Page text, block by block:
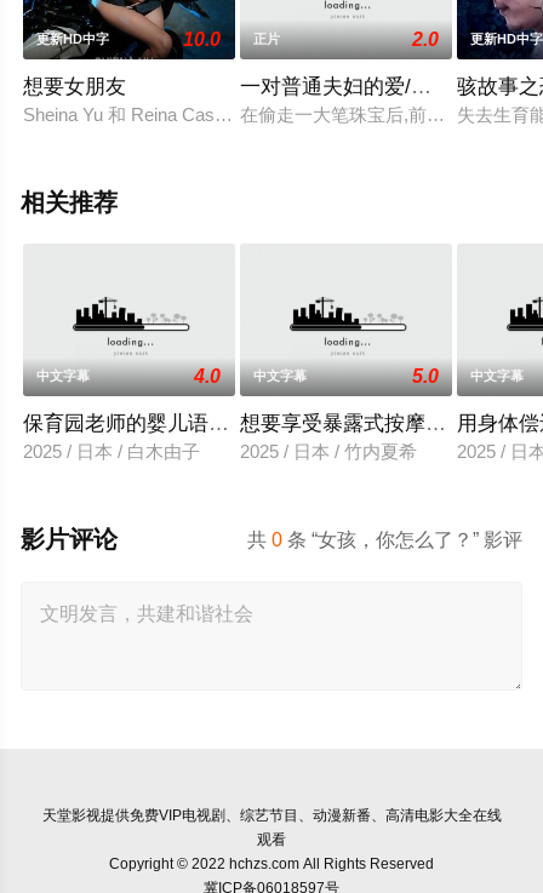
。
更新HD中字 10.0
想要女朋友
Sheina Yu 和 Reina Castillo 与一个喜欢随时随地嘿嘿的
正片 2.0
一对普通夫妇的爱/河边小屋中的
在偷走一大笔珠宝后,前任侦探
更新HD中字
骇故事
失去生育
相关推荐
中文字幕 4.0
保育园老师的婴儿语让人超兴奋
2025 / 日本 / 白木由子
中文字幕 5.0
想要享受暴露式按摩的已婚女子
2025 / 日本 / 竹内夏希
中文字幕
用身体
2025 / 日
共0 条 “女孩，你怎么了？” 影评
影片评论
天堂影视提供免费VIP电视剧、综艺节目、动漫新番、高清电影大全在线
观看
Copyright © 2022 hchzs.com All Rights Reserved
冀ICP备06018597号